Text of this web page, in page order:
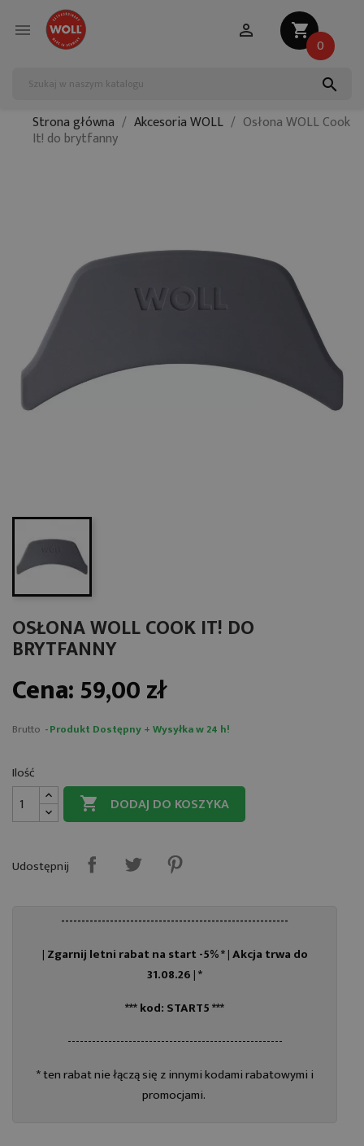
 shopping_cart
0

search
Strona główna Akcesoria WOLL Osłona WOLL Cook
It! do brytfanny
OSŁONA WOLL COOK IT! DO
BRYTFANNY
Cena:59,00 zł
Brutto Produkt Dostępny + Wysyłka w 24 h!
Ilość
 DODAJ DO KOSZYKA
Udostępnij
--------------------------------------------------------
| Zgarnij letni rabat na start -5% * |Akcja trwa do
31.08.26 | *
*** kod: START5 ***
-----------------------------------------------------
* ten rabat nie łączą się z innymi kodami rabatowymi i
promocjami.